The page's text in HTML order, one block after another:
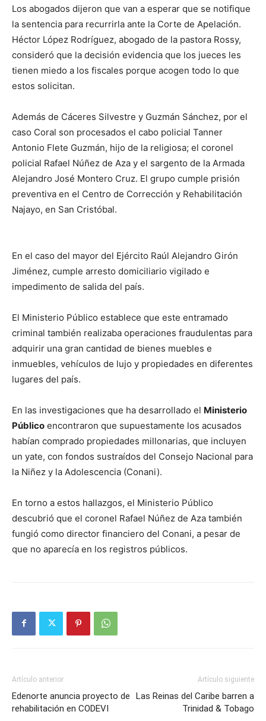
Los abogados dijeron que van a esperar que se notifique
la sentencia para recurrirla ante la Corte de Apelación.
Héctor López Rodríguez, abogado de la pastora Rossy,
consideró que la decisión evidencia que los jueces les
tienen miedo a los fiscales porque acogen todo lo que
estos solicitan.
Además de Cáceres Silvestre y Guzmán Sánchez, por el
caso Coral son procesados el cabo policial Tanner
Antonio Flete Guzmán, hijo de la religiosa; el coronel
policial Rafael Núñez de Aza y el sargento de la Armada
Alejandro José Montero Cruz. El grupo cumple prisión
preventiva en el Centro de Corrección y Rehabilitación
Najayo, en San Cristóbal.
En el caso del mayor del Ejército Raúl Alejandro Girón
Jiménez, cumple arresto domiciliario vigilado e
impedimento de salida del país.
El Ministerio Público establece que este entramado
criminal también realizaba operaciones fraudulentas para
adquirir una gran cantidad de bienes muebles e
inmuebles, vehículos de lujo y propiedades en diferentes
lugares del país.
En las investigaciones que ha desarrollado el Ministerio
Público encontraron que supuestamente los acusados
habían comprado propiedades millonarias, que incluyen
un yate, con fondos sustraídos del Consejo Nacional para
la Niñez y la Adolescencia (Conani).
En torno a estos hallazgos, el Ministerio Público
descubrió que el coronel Rafael Núñez de Aza también
fungió como director financiero del Conani, a pesar de
que no aparecía en los registros públicos.
Artículo anterior
Edenorte anuncia proyecto de
rehabilitación en CODEVI
Artículo siguiente
Las Reinas del Caribe barren a
Trinidad & Tobago